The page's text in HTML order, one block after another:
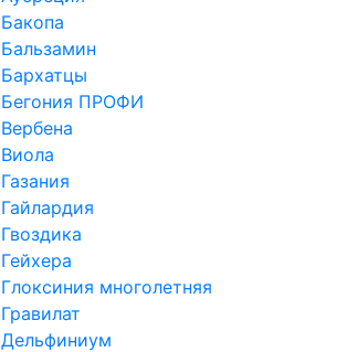
Бакопа
Бальзамин
Бархатцы
Бегония ПРОФИ
Вербена
Виола
Газания
Гайлардия
Гвоздика
Гейхера
Глоксиния многолетняя
Гравилат
Дельфиниум